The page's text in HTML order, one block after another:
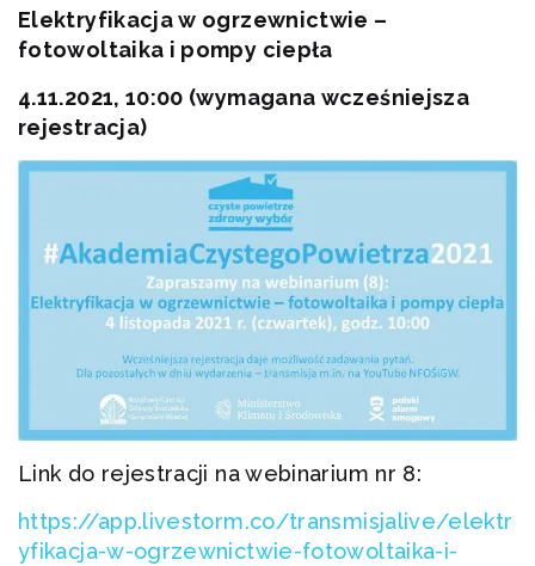
Elektryfikacja w ogrzewnictwie –
fotowoltaika i pompy ciepła
4.11.2021, 10:00 (wymagana wcześniejsza
rejestracja)
Link do rejestracji na webinarium nr 8:
https://app.livestorm.co/transmisjalive/elektr
yfikacja-w-ogrzewnictwie-fotowoltaika-i-